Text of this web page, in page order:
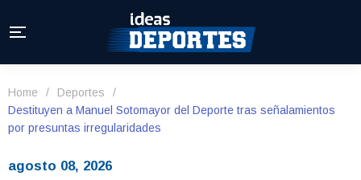
Home / Deportes
/
Destituyen a Manuel Sotomayor del Deporte tras señalamientos
por presuntas irregularidades
agosto 08, 2026